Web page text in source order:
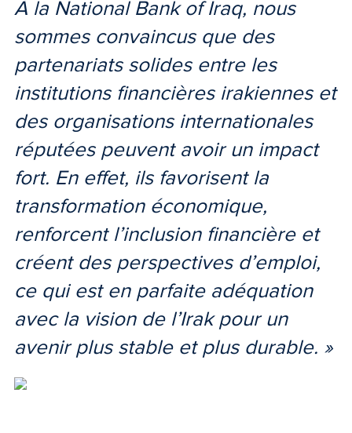
À la National Bank of Iraq, nous
sommes convaincus que des
partenariats solides entre les
institutions financières irakiennes et
des organisations internationales
réputées peuvent avoir un impact
fort. En effet, ils favorisent la
transformation économique,
renforcent l’inclusion financière et
créent des perspectives d’emploi,
ce qui est en parfaite adéquation
avec la vision de l’Irak pour un
avenir plus stable et plus durable. »